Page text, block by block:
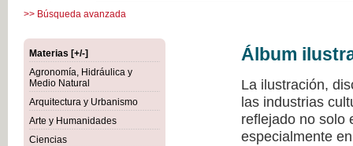
>> Búsqueda avanzada
Materias [+/-]
Agronomía, Hidráulica y
Medio Natural
Arquitectura y Urbanismo
Arte y Humanidades
Ciencias
Álbum
La ilustración,
las industrias
reflejado no solo
especialmente